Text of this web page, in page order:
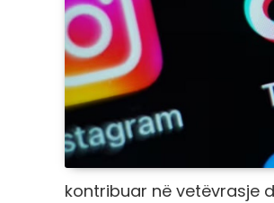
kontribuar në vetëvrasje